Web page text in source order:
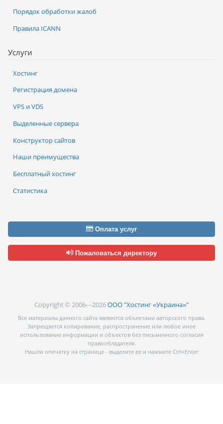
Услуги
Хостинг
Регистрация домена
VPS и VDS
Выделенные сервера
Конструктор сайтов
Наши преимущества
Бесплатный хостинг
Статистика
Порядок обработки жалоб
Правила ICANN
Оплата услуг
Пожаловаться директору
Copyright © 2006—2026ООО "Хостинг «Украина»"
Все материалы данного сайта являются объектами авторского права.
Запрещается копирование, распространение или любое иное
использование информации и объектов без письменного согласия
правообладателя.
Нашли опечатку на странице - выделите ее и нажмите Ctrl+Enter